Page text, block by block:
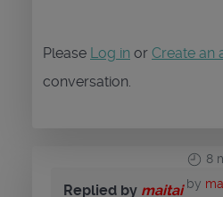
Please Log in or Create an
conversation.
8
by
Replied by maitai